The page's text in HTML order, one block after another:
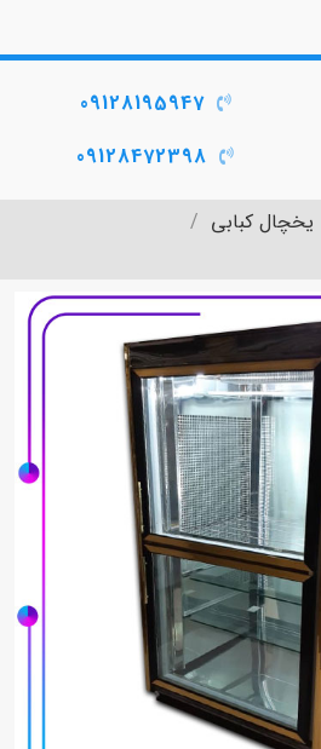
09128195947
09128472398
یخچال کبابی